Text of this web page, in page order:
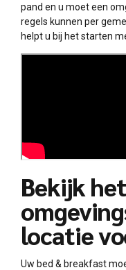
pand en u moet een
regels kunnen per
helpt u bij het starten
Bekijk het
locatie
Uw bed & breakfast